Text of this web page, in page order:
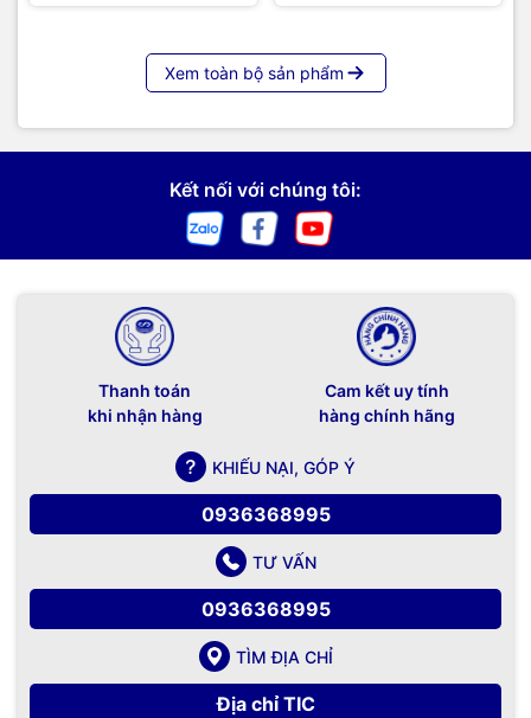
Xem toàn bộ sản phẩm
Kết nối với chúng tôi:
Thanh toán
khi nhận hàng
Cam kết uy tính
hàng chính hãng
KHIẾU NẠI, GÓP Ý
0936368995
TƯ VẤN
0936368995
TÌM ĐỊA CHỈ
Địa chỉ TIC